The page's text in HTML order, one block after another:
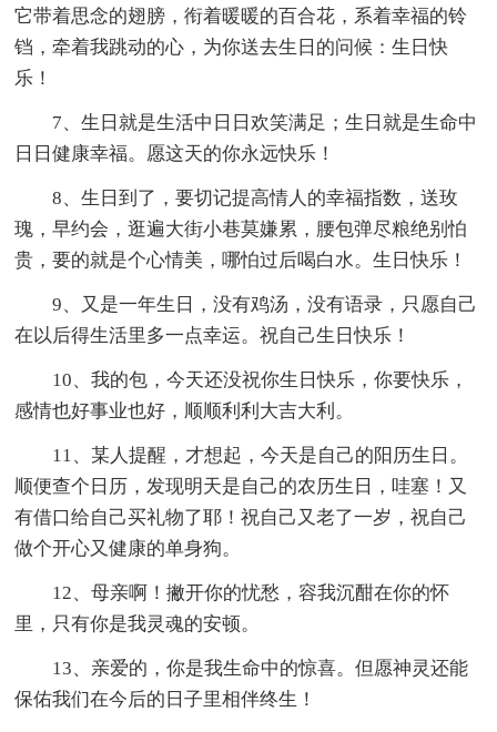
它带着思念的翅膀，衔着暖暖的百合花，系着幸福的铃
铛，牵着我跳动的心，为你送去生日的问候：生日快
乐！
7、生日就是生活中日日欢笑满足；生日就是生命中
日日健康幸福。愿这天的你永远快乐！
8、生日到了，要切记提高情人的幸福指数，送玫
瑰，早约会，逛遍大街小巷莫嫌累，腰包弹尽粮绝别怕
贵，要的就是个心情美，哪怕过后喝白水。生日快乐！
9、又是一年生日，没有鸡汤，没有语录，只愿自己
在以后得生活里多一点幸运。祝自己生日快乐！
10、我的包，今天还没祝你生日快乐，你要快乐，
感情也好事业也好，顺顺利利大吉大利。
11、某人提醒，才想起，今天是自己的阳历生日。
顺便查个日历，发现明天是自己的农历生日，哇塞！又
有借口给自己买礼物了耶！祝自己又老了一岁，祝自己
做个开心又健康的单身狗。
12、母亲啊！撇开你的忧愁，容我沉酣在你的怀
里，只有你是我灵魂的安顿。
13、亲爱的，你是我生命中的惊喜。但愿神灵还能
保佑我们在今后的日子里相伴终生！